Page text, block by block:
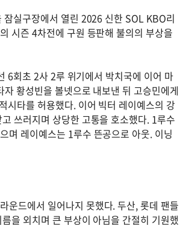
잠실구장에서 열린 2026 신한 SOL KBO리
시즌 4차전에 구원 등판해 불의의 부상을
6회초 2사 2루 위기에서 박치국에 이어 마
자 황성빈을 볼넷으로 내보낸 뒤 고승민에게
시타를 허용했다. 이어 빅터 레이예스의 강
쓰러지며 상당한 고통을 호소했다. 1루수
며 레이예스는 1루수 뜬공으로 아웃. 이닝
운드에서 일어나지 못했다. 두산, 롯데 팬들
을 외치며 큰 부상이 아님을 간절히 기원했